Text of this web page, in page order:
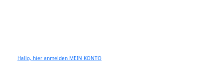
Hallo, hier anmelden MEIN KONTO